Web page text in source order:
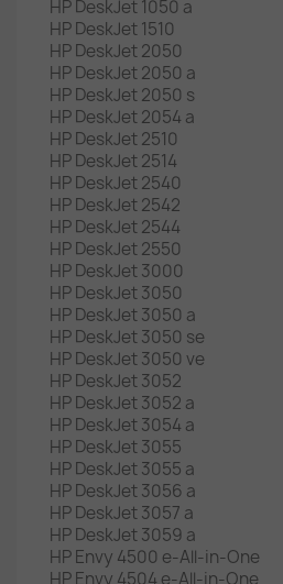
HP DeskJet 1050 a
HP DeskJet 1510
HP DeskJet 2050
HP DeskJet 2050 a
HP DeskJet 2050 s
HP DeskJet 2054 a
HP DeskJet 2510
HP DeskJet 2514
HP DeskJet 2540
HP DeskJet 2542
HP DeskJet 2544
HP DeskJet 2550
HP DeskJet 3000
HP DeskJet 3050
HP DeskJet 3050 a
HP DeskJet 3050 se
HP DeskJet 3050 ve
HP DeskJet 3052
HP DeskJet 3052 a
HP DeskJet 3054 a
HP DeskJet 3055
HP DeskJet 3055 a
HP DeskJet 3056 a
HP DeskJet 3057 a
HP DeskJet 3059 a
HP Envy 4500 e-All-in-One
HP Envy 4504 e-All-in-One